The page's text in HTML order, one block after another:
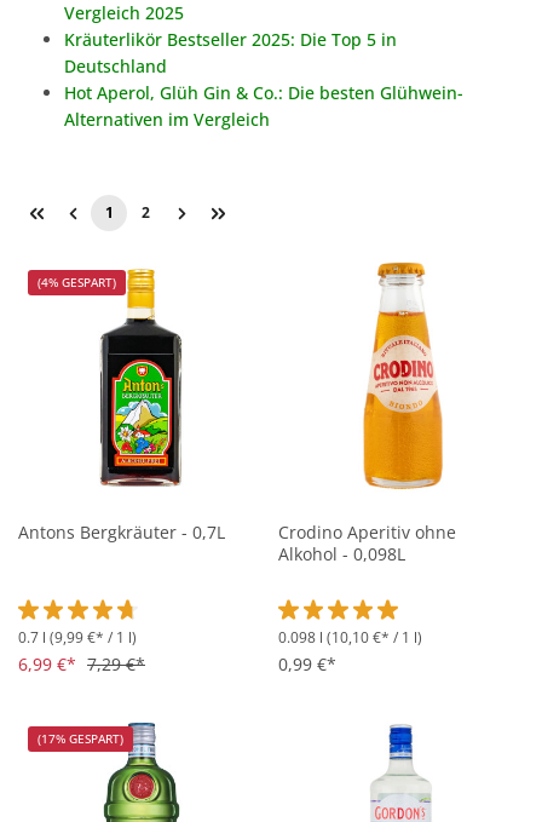
Vergleich 2025
Kräuterlikör Bestseller 2025: Die Top 5 in
Deutschland
Hot Aperol, Glüh Gin & Co.: Die besten Glühwein-
Alternativen im Vergleich
1 2
(4% GESPART)
Antons Bergkräuter - 0,7L
Durchschnittliche Bewertung von 4.8 von 5 Sternen
0.7 l (9,99 €* / 1 l)
6,99 €* 7,29 €*
Crodino Aperitiv ohne
Alkohol - 0,098L
Durchschnittliche Bewertung
0.098 l (10,10 €* / 1 l)
0,99 €*
(17% GESPART)